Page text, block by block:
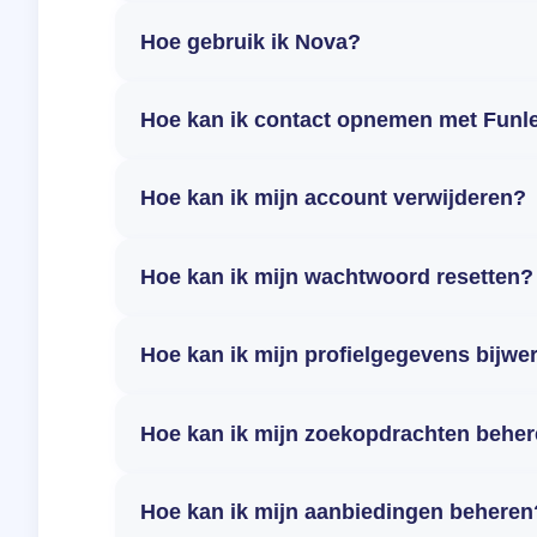
Hoe gebruik ik Nova?
Hoe kan ik contact opnemen met
Hoe kan ik mijn account verwijderen?
Hoe kan ik mijn wachtwoord resetten?
Hoe kan ik mijn profielgegevens
Hoe kan ik mijn zoekopdrachten
Hoe kan ik mijn aanbiedingen